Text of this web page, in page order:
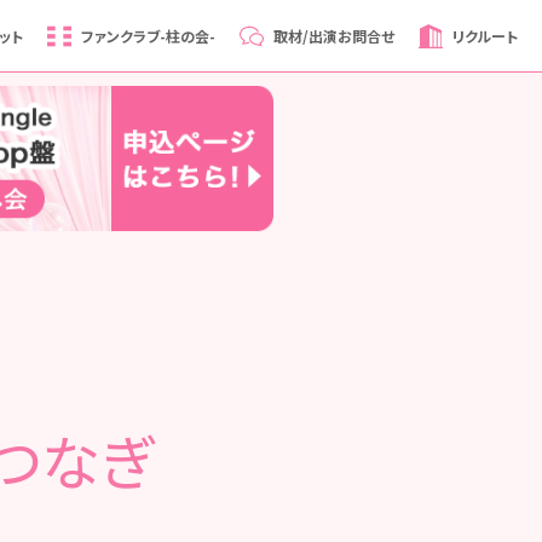
ト ファンクラブ-柱の会- 取材/出演お問合せ リクルート
なぎ